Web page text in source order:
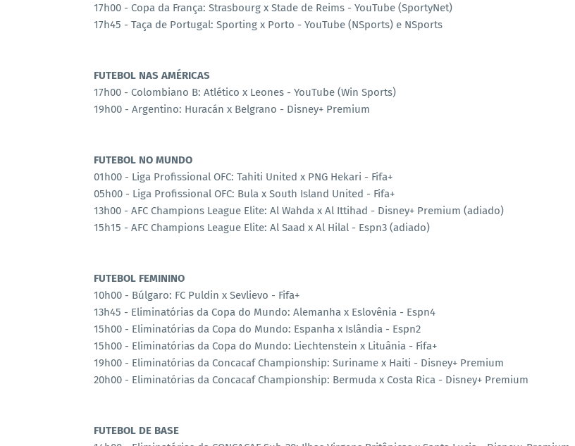
17h00 - Copa da França: Strasbourg x Stade de Reims - YouTube (SportyNet)
17h45 - Taça de Portugal: Sporting x Porto - YouTube (NSports) e NSports
FUTEBOL NAS AMÉRICAS
17h00 - Colombiano B: Atlético x Leones - YouTube (Win Sports)
19h00 - Argentino: Huracán x Belgrano - Disney+ Premium
FUTEBOL NO MUNDO
01h00 - Liga Profissional OFC: Tahiti United x PNG Hekari - Fifa+
05h00 - Liga Profissional OFC: Bula x South Island United - Fifa+
13h00 - AFC Champions League Elite: Al Wahda x Al Ittihad - Disney+ Premium (adiado)
15h15 - AFC Champions League Elite: Al Saad x Al Hilal - Espn3 (adiado)
FUTEBOL FEMININO
10h00 - Búlgaro: FC Puldin x Sevlievo - Fifa+
13h45 - Eliminatórias da Copa do Mundo: Alemanha x Eslovênia - Espn4
15h00 - Eliminatórias da Copa do Mundo: Espanha x Islândia - Espn2
15h00 - Eliminatórias da Copa do Mundo: Liechtenstein x Lituânia - Fifa+
19h00 - Eliminatórias da Concacaf Championship: Suriname x Haiti - Disney+ Premium
20h00 - Eliminatórias da Concacaf Championship: Bermuda x Costa Rica - Disney+ Premium
FUTEBOL DE BASE